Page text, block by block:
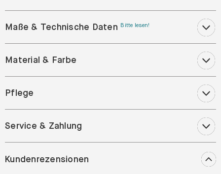
Maße & Technische Daten Bitte lesen!
Material & Farbe
Pflege
Service & Zahlung
Kundenrezensionen